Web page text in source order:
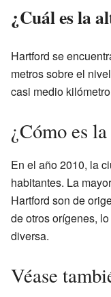
¿Cuál es la
Hartford se
metros sobre el
casi medio
¿Cómo es
En el año 2010, la
habitantes. La
Hartford son de
de otros orígenes,
diversa.
Véase